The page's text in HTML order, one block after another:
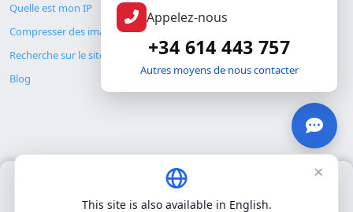
Quelle est mon IP
Compresser des images
Recherche sur le site
Blog
© Copyright 2026. ALMC SECURITY S.L.U.
Nous utilisons uniquement nos propres cookies pour le
Appelez-nous
+34 614 443 757
Autres moyens de nous contacter
×
This site is also available in English.